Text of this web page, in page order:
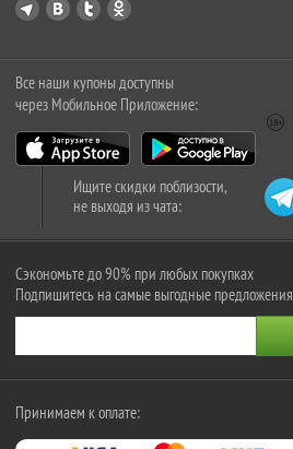
Все наши купоны доступны
через Мобильное Приложение:
Ищите скидки поблизости,
не выходя из чата:
Сэкономьте до 90% при любых покупках
Подпишитесь на самые выгодные предложения
Принимаем к оплате: